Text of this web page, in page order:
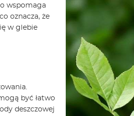
wspomaga
oznacza, że
w glebie
być łatwo
deszczowej